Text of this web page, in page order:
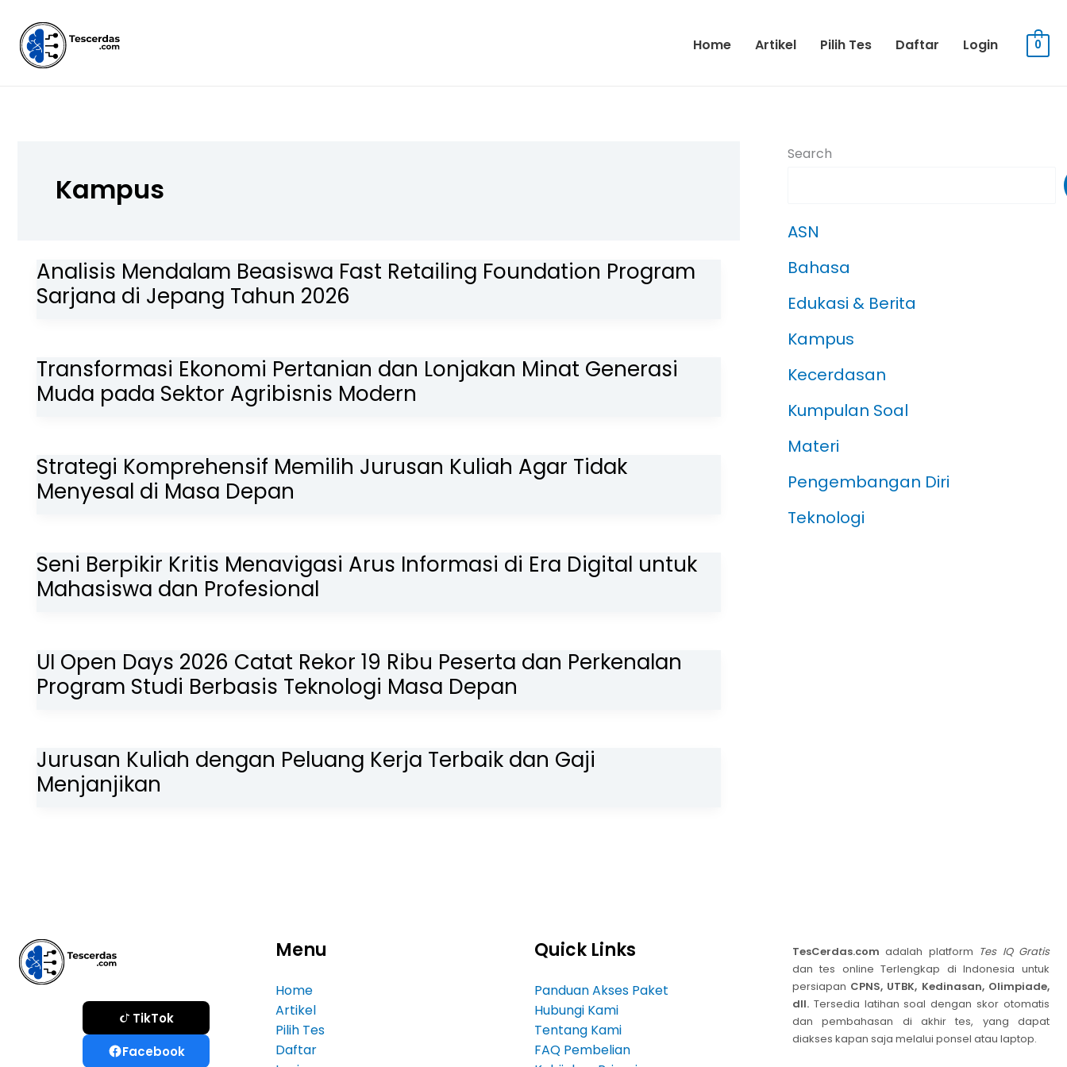
konten
Home Artikel Pilih Tes Daftar Login 0
Kampus
Analisis Mendalam Beasiswa Fast Retailing Foundation Program
Sarjana di Jepang Tahun 2026
Transformasi Ekonomi Pertanian dan Lonjakan Minat Generasi
Muda pada Sektor Agribisnis Modern
Strategi Komprehensif Memilih Jurusan Kuliah Agar Tidak
Menyesal di Masa Depan
Seni Berpikir Kritis Menavigasi Arus Informasi di Era Digital untuk
Mahasiswa dan Profesional
UI Open Days 2026 Catat Rekor 19 Ribu Peserta dan Perkenalan
Program Studi Berbasis Teknologi Masa Depan
Jurusan Kuliah dengan Peluang Kerja Terbaik dan Gaji
Menjanjikan
Search
ASN
Bahasa
Edukasi & Berita
Kampus
Kecerdasan
Kumpulan Soal
Materi
Pengembangan Diri
Teknologi
TikTok
Facebook
Menu
Home
Artikel
Pilih Tes
Daftar
Quick Links
Panduan Akses Paket
Hubungi Kami
Tentang Kami
FAQ Pembelian
TesCerdas.com adalah platform Tes IQ Gratis
dan tes online Terlengkap di Indonesia untuk
persiapan CPNS, UTBK, Kedinasan, Olimpiade,
dll.Tersedia latihan soal dengan skor otomatis
dan pembahasan di akhir tes, yang dapat
diakses kapan saja melalui ponsel atau laptop.